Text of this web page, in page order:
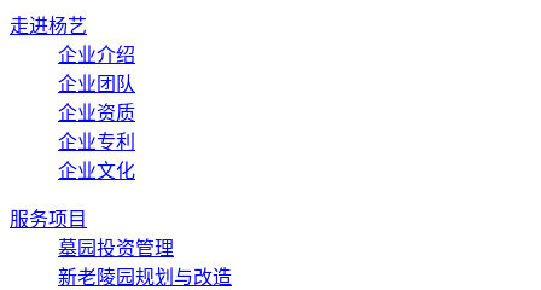
走进杨艺
企业介绍
企业团队
企业资质
企业专利
企业文化
服务项目
墓园投资管理
新老陵园规划与改造